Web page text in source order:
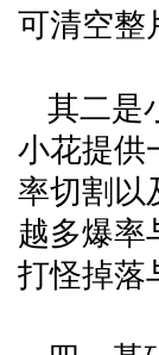
可清空整
其二是
小花提供
率切割以
越多爆率
打怪掉落